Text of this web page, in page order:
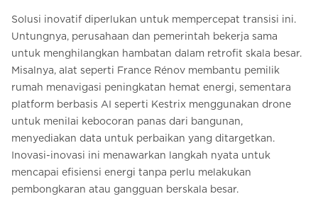
Solusi inovatif diperlukan untuk mempercepat transisi ini.
Untungnya, perusahaan dan pemerintah bekerja sama
untuk menghilangkan hambatan dalam retrofit skala besar.
Misalnya, alat seperti France Rénov membantu pemilik
rumah menavigasi peningkatan hemat energi, sementara
platform berbasis AI seperti Kestrix menggunakan drone
untuk menilai kebocoran panas dari bangunan,
menyediakan data untuk perbaikan yang ditargetkan.
Inovasi-inovasi ini menawarkan langkah nyata untuk
mencapai efisiensi energi tanpa perlu melakukan
pembongkaran atau gangguan berskala besar.